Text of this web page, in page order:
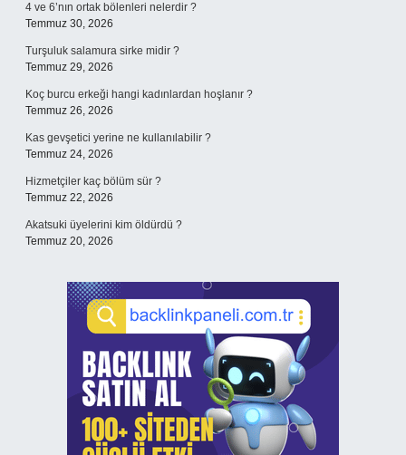
4 ve 6’nın ortak bölenleri nelerdir ?
Temmuz 30, 2026
Turşuluk salamura sirke midir ?
Temmuz 29, 2026
Koç burcu erkeği hangi kadınlardan hoşlanır ?
Temmuz 26, 2026
Kas gevşetici yerine ne kullanılabilir ?
Temmuz 24, 2026
Hizmetçiler kaç bölüm sür ?
Temmuz 22, 2026
Akatsuki üyelerini kim öldürdü ?
Temmuz 20, 2026